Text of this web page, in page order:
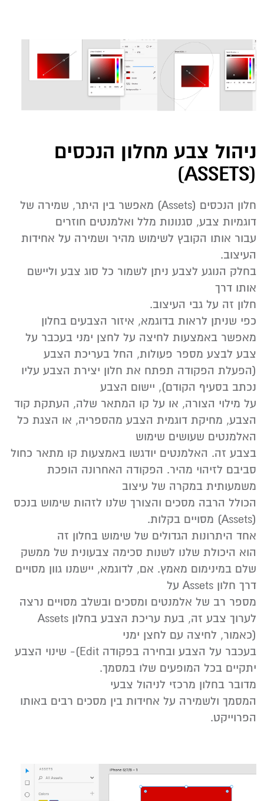
ניהול צבע מחלון הנכסים
(ASSETS)
חלון הנכסים (Assets) מאפשר בין היתר, שמירה של
דוגמיות צבע, סגנונות מלל ואלמנטים חוזרים
עבור אותו הקובץ לשימוש מהיר ושמירה על אחידות
העיצוב.
בחלק הנוגע לצבע ניתן לשמור כל סוג צבע וליישם
אותו דרך
חלון זה על גבי העיצוב.
כפי שניתן לראות בדוגמא, איזור הצבעים בחלון
מאפשר באמצעות לחיצה על לחצן ימני בעכבר על
צבע לבצע מספר פעולות, החל בעריכת הצבע
(הפעלת הפקודה תפתח את חלון יצירת הצבע עליו
נכתב בסעיף הקודם), יישום הצבע
על מילוי הצורה, או על קו המתאר שלה, העתקת קוד
הצבע, מחיקת דוגמית הצבע מהספריה, או הצגת כל
האלמנטים שעושים שימוש
בצבע זה. האלמנטים יודגשו באמצעות קו מתאר כחול
סביבם לזיהוי מהיר. הפקודה האחרונה הופכת
משמעותית במקרה של עיצוב
הכולל הרבה מסכים והצורך שלנו לזהות שימוש בנכס
(Assets) מסויים בקלות.
אחד היתרונות הגדולים של שימוש בחלון זה
הוא היכולת שלנו לשנות סכימה צבעונית של ממשק
שלם במינימום מאמץ. אם, לדוגמא, יישמנו גוון מסויים
דרך חלון Assets על
מספר רב של אלמנטים ומסכים ובשלב מסויים נרצה
לערוך צבע זה, בעת עריכת הצבע בחלון Assets
(כאמור, לחיצה עם לחצן ימני
בעכבר על הצבע ובחירה בפקודה Edit)- שינוי הצבע
יתקיים בכל המופעים שלו במסמך.
מדובר בחלון מרכזי לניהול צבעי
המסמך ולשמירה על אחידות בין מסכים רבים באותו
הפרוייקט.